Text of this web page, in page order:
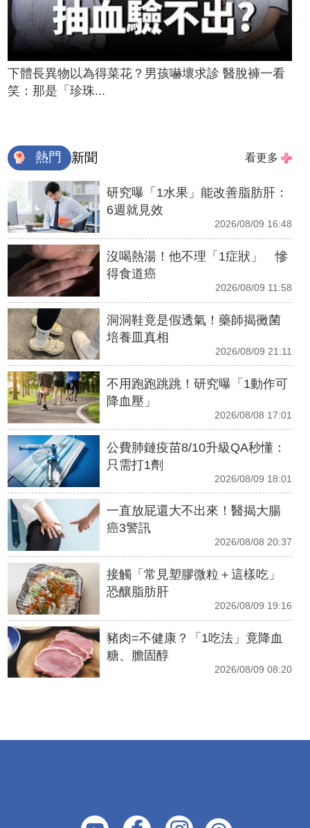
下體長異物以為得菜花？男孩嚇壞求診 醫脫褲一看
笑：那是「珍珠...
熱門 新聞 看更多
研究曝「1水果」能改善脂肪肝：
6週就見效
2026/08/09 16:48
沒喝熱湯！他不理「1症狀」 慘
得食道癌
2026/08/09 11:58
洞洞鞋竟是假透氣！藥師揭黴菌
培養皿真相
2026/08/09 21:11
不用跑跑跳跳！研究曝「1動作可
降血壓」
2026/08/08 17:01
公費肺鏈疫苗8/10升級QA秒懂：
只需打1劑
2026/08/09 18:01
一直放屁還大不出來！醫揭大腸
癌3警訊
2026/08/08 20:37
接觸「常見塑膠微粒＋這樣吃」
恐釀脂肪肝
2026/08/09 19:16
豬肉=不健康？「1吃法」竟降血
糖、膽固醇
2026/08/09 08:20